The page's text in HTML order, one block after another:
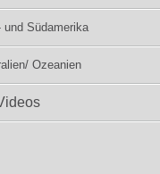
und Südamerika
Ozeanien